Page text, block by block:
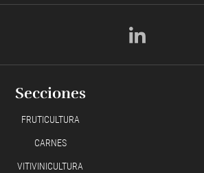
Secciones
FRUTICULTURA
CARNES
VITIVINICULTURA